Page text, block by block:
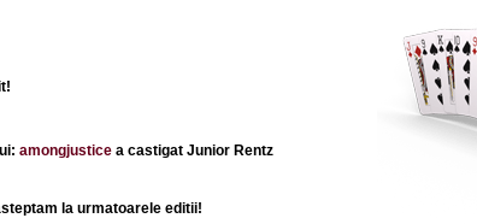
amongjustice a castigat Junior Rentz
la urmatoarele editii!